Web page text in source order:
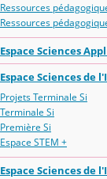
Ressources
Ressources
Espace Sciences
Espace Sciences de
Projets Terminale Si
Terminale Si
Première Si
Espace STEM +
Espace Sciences de